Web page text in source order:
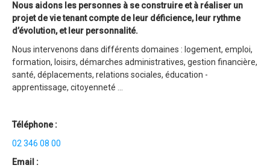
Nous aidons les personnes à se construire et à réaliser un
projet de vie tenant compte de leur déficience, leur rythme
d’évolution, et leur personnalité.
Nous intervenons dans différents domaines : logement, emploi,
formation, loisirs, démarches administratives, gestion financière,
santé, déplacements, relations sociales, éducation -
apprentissage, citoyenneté …
Téléphone :
02 346 08 00
Email :